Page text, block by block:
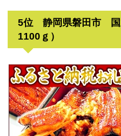
5位 静岡県磐田市 国
1100ｇ）